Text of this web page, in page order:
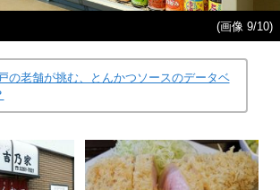
(画像 9/10)
の老舗が挑む、とんかつソースのデータベ